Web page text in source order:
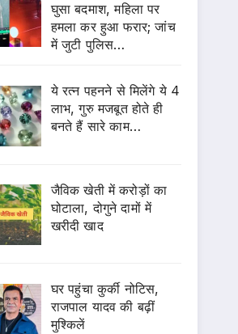
घुसा बदमाश, महिला पर
हमला कर हुआ फरार; जांच
में जुटी पुलिस…
ये रत्न पहनने से मिलेंगे ये 4
लाभ, गुरु मजबूत होते ही
बनते हैं सारे काम…
जैविक खेती में करोड़ों का
घोटाला, दोगुने दामों में
खरीदी खाद
घर पहुंचा कुर्की नोटिस,
राजपाल यादव की बढ़ीं
मुश्किलें